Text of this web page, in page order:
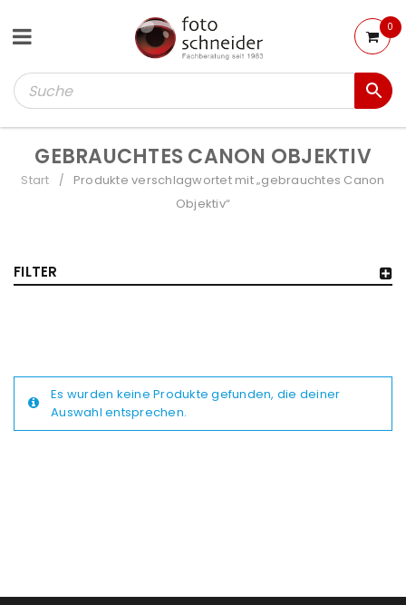
0
GEBRAUCHTES CANON OBJEKTIV
Start /
Produkte verschlagwortet mit „gebrauchtes Canon
Objektiv“
FILTER
Es wurden keine Produkte gefunden, die deiner
Auswahl entsprechen.